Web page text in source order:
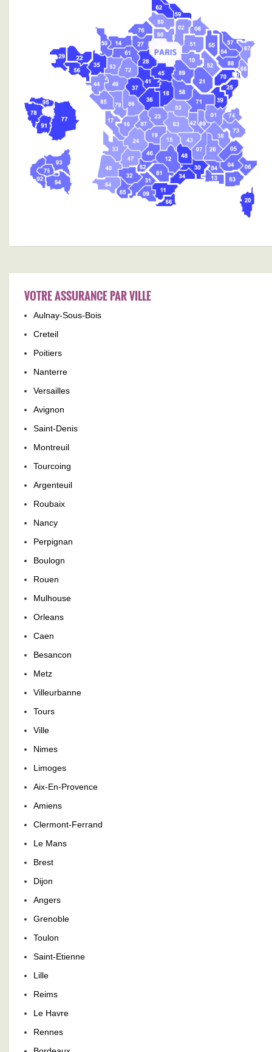
VOTRE ASSURANCE PAR VILLE
Aulnay-Sous-Bois
Creteil
Poitiers
Nanterre
Versailles
Avignon
Saint-Denis
Montreuil
Tourcoing
Argenteuil
Roubaix
Nancy
Perpignan
Boulogn
Rouen
Mulhouse
Orleans
Caen
Besancon
Metz
Villeurbanne
Tours
Ville
Nimes
Limoges
Aix-En-Provence
Amiens
Clermont-Ferrand
Le Mans
Brest
Dijon
Angers
Grenoble
Toulon
Saint-Etienne
Lille
Reims
Le Havre
Rennes